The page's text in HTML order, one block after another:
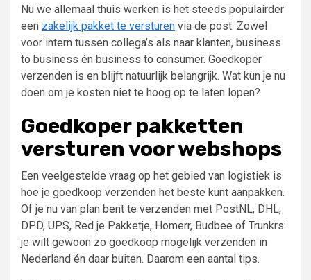
Nu we allemaal thuis werken is het steeds populairder
een zakelijk pakket te versturen via de post. Zowel
voor intern tussen collega’s als naar klanten, business
to business én business to consumer. Goedkoper
verzenden is en blijft natuurlijk belangrijk. Wat kun je nu
doen om je kosten niet te hoog op te laten lopen?
Goedkoper pakketten
versturen voor webshops
Een veelgestelde vraag op het gebied van logistiek is
hoe je goedkoop verzenden het beste kunt aanpakken.
Of je nu van plan bent te verzenden met PostNL, DHL,
DPD, UPS, Red je Pakketje, Homerr, Budbee of Trunkrs:
je wilt gewoon zo goedkoop mogelijk verzenden in
Nederland én daar buiten. Daarom een aantal tips.